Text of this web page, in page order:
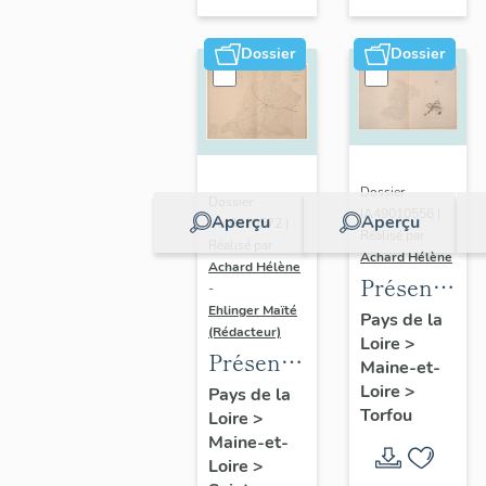
sur-
Moine
Dossier
Aperçu
IA49010572 |
Achard Hélène
-
Ehlinger Maïté
(Rédacteur)
Présentation
du
patrimoine
industriel
Pays de la
Loire >
Maine-et-
Loire >
Dossier
Aperçu
Dossier
IA49010556 |
Réalisé par
Achard Hélène
du
patrimoine
industriel
de la
commune
de
Pays de la
Loire >
Maine-et-
Loire >
Torfou